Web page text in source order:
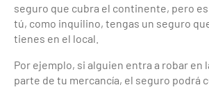
seguro que cubra el continente, pero
tú, como inquilino, tengas un seguro
tienes en el local.
Por ejemplo, si alguien entra a robar en
parte de tu mercancía, el seguro podrá